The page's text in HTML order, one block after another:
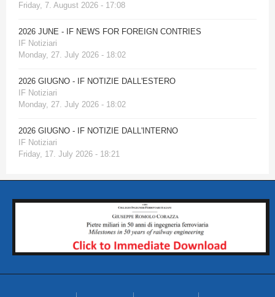
Friday, 7. August 2026 - 17:08
2026 JUNE - IF NEWS FOR FOREIGN CONTRIES
IF Notiziari
Monday, 27. July 2026 - 18:02
2026 GIUGNO - IF NOTIZIE DALL'ESTERO
IF Notiziari
Monday, 27. July 2026 - 18:02
2026 GIUGNO - IF NOTIZIE DALL'INTERNO
IF Notiziari
Friday, 17. July 2026 - 18:21